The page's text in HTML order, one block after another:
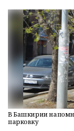
В Башкирии
парковку